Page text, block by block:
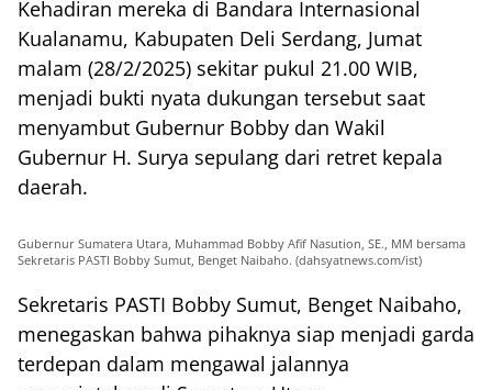
Kehadiran mereka di Bandara Internasional
Kualanamu, Kabupaten Deli Serdang, Jumat
malam (28/2/2025) sekitar pukul 21.00 WIB,
menjadi bukti nyata dukungan tersebut saat
menyambut Gubernur Bobby dan Wakil
Gubernur H. Surya sepulang dari retret kepala
daerah.
Gubernur Sumatera Utara, Muhammad Bobby Afif Nasution, SE., MM bersama
Sekretaris PASTI Bobby Sumut, Benget Naibaho. (dahsyatnews.com/ist)
Sekretaris PASTI Bobby Sumut, Benget Naibaho,
menegaskan bahwa pihaknya siap menjadi garda
terdepan dalam mengawal jalannya